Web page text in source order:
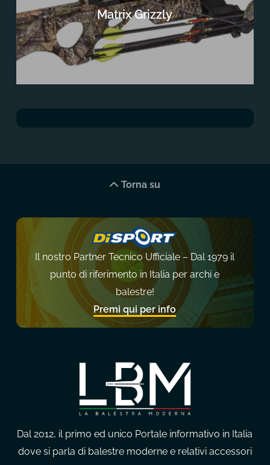
Matrix Grizzly
Torna su
Il nostro Partner Tecnico Ufficiale – Dal 1979 il
punto di riferimento in Italia per archi e
balestre!
Premi qui per info
Dal 2012, il primo ed unico Portale informativo in Italia
dove si parla di balestre moderne e relativi accessori